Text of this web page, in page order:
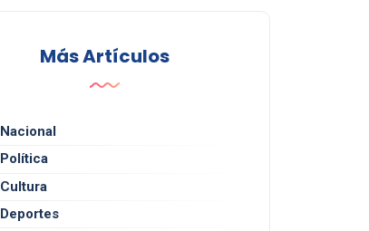
Más Artículos
Nacional
Política
Cultura
Deportes